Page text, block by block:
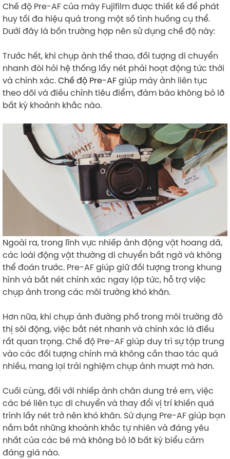
Chế độ Pre-AF của máy Fujifilm được thiết kế để phát
huy tối đa hiệu quả trong một số tình huống cụ thể.
Dưới đây là bốn trường hợp nên sử dụng chế độ này:
Trước hết, khi chụp ảnh thể thao, đối tượng di chuyển
nhanh đòi hỏi hệ thống lấy nét phải hoạt động tức thời
và chính xác.Chế độ Pre-AFgiúp máy ảnh liên tục
theo dõi và điều chỉnh tiêu điểm, đảm bảo không bỏ lỡ
bất kỳ khoảnh khắc nào.
Ngoài ra, trong lĩnh vực nhiếp ảnh động vật hoang dã,
các loài động vật thường di chuyển bất ngờ và không
thể đoán trước. Pre-AF giúp giữ đối tượng trong khung
hình và bắt nét chính xác ngay lập tức, hỗ trợ việc
chụp ảnh trong các môi trường khó khăn.
Hơn nữa, khi chụp ảnh đường phố trong môi trường đô
thị sôi động, việc bắt nét nhanh và chính xác là điều
rất quan trọng. Chế độ Pre-AF giúp duy trì sự tập trung
vào các đối tượng chính mà không cần thao tác quá
nhiều, mang lại trải nghiệm chụp ảnh mượt mà hơn.
Cuối cùng, đối với nhiếp ảnh chân dung trẻ em, việc
các bé liên tục di chuyển và thay đổi vị trí khiến quá
trình lấy nét trở nên khó khăn. Sử dụng Pre-AF giúp bạn
nắm bắt những khoảnh khắc tự nhiên và đáng yêu
nhất của các bé mà không bỏ lỡ bất kỳ biểu cảm
đáng giá nào.